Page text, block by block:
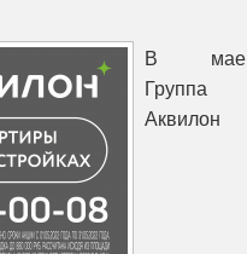
В мае
Группа
Аквилон